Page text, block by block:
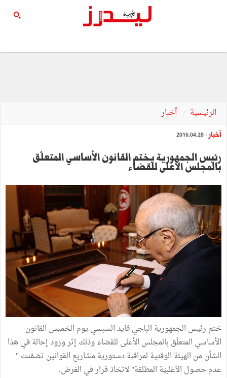
الرئيسية أخبار
أخبار - 2016.04.28
رئيس الجمهورية يختم القانون الأساسي المتعلّق
بالمجلس الأعلى للقضاء
ختم رئيس الجمهورية الباجي قايد السبسي يوم الخميس القانون
الأساسي المتعلّق بالمجلس الأعلى للقضاء وذلك إثر ورود إحالة في هذا
الشأن من الهيئة الوقتية لمراقبة دستورية مشاريع القوانين تضمّنت "
عدم حصول الأغلبيّة المطلقة" لاتخاذ قرار في الغرض.